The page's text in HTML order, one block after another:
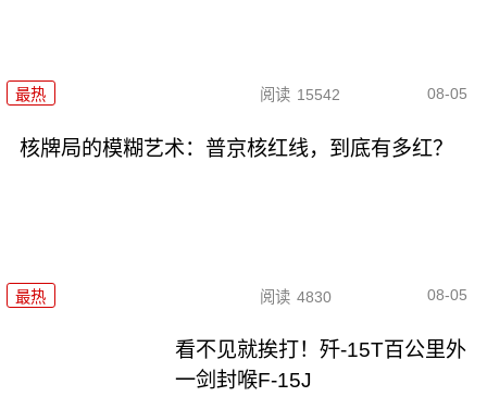
最热 阅读 15542 08-05
核牌局的模糊艺术：普京核红线，到底有多红？
最热 阅读 4830 08-05
看不见就挨打！歼-15T百公里外
一剑封喉F-15J